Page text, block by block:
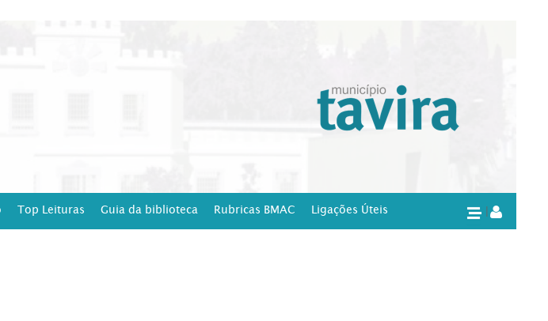
Top Leituras Guia da biblioteca Rubricas BMAC Ligações Úteis